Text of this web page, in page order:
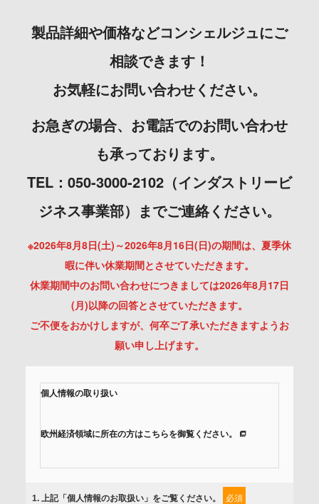
製品詳細や価格などコンシェルジュにご
相談できます！
お気軽にお問い合わせください。
お急ぎの場合、お電話でのお問い合わせ
も承っております。
TEL：050-3000-2102（インダストリービ
ジネス事業部）までご連絡ください。
※2026年8月8日(土)～2026年8月16日(日)の期間は、夏季休
暇に伴い休業期間とさせていただきます。
休業期間中のお問い合わせにつきましては2026年8月17日
(月)以降の回答とさせていただきます。
ご不便をおかけしますが、何卒ご了承いただきますようお
願い申し上げます。
個人情報の取り扱い
欧州経済領域に所在の方はこちらを御覧ください。
組みを行っています。
1. 上記「個人情報のお取扱い」をご覧ください。 必須